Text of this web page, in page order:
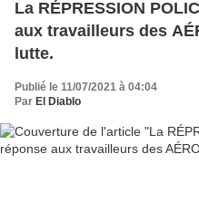
La RÉPRESSION
aux travailleurs des
lutte.
Publié le 11/07/2021 à 04:04
Par El Diablo